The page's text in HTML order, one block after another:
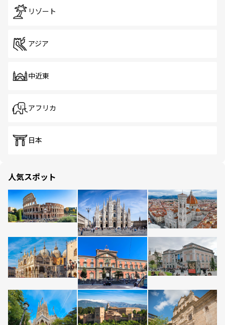
リゾート
アジア
中近東
アフリカ
日本
人気スポット